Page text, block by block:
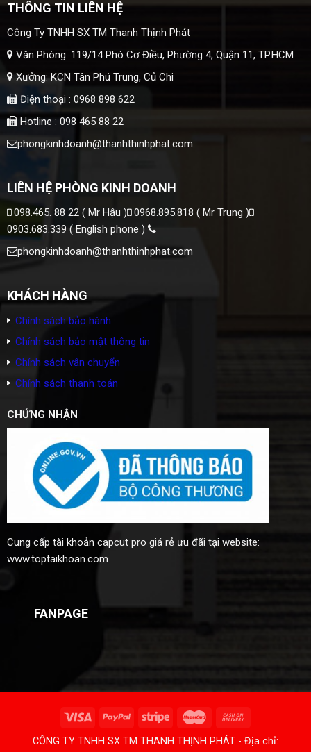
THÔNG TIN LIÊN HỆ
Công Ty TNHH SX TM Thanh Thịnh Phát
Văn Phòng: 119/14 Phó Cơ Điều, Phường 4, Quận 11, TP.HCM
Xưởng: KCN Tân Phú Trung, Củ Chi
Điện thoại : 0968 898 622
Hotline : 098 465 88 22
phongkinhdoanh@thanhthinhphat.com
LIÊN HỆ PHÒNG KINH DOANH
098.465. 88 22 ( Mr Hậu )
0968.895.818 ( Mr Trung )
0903.683.339 ( English phone )
phongkinhdoanh@thanhthinhphat.com
KHÁCH HÀNG
Chính sách bảo hành
Chính sách bảo mật thông tin
Chính sách vận chuyển
Chính sách thanh toán
CHỨNG NHẬN
Cung cấp tài khoản capcut pro giá rẻưu đãi tại website:
www.toptaikhoan.com
FANPAGE
CÔNG TY TNHH SX TM THANH THỊNH PHÁT - Địa chỉ: